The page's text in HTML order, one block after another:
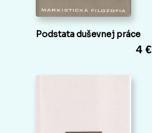
Podstata duševnej práce
4 €